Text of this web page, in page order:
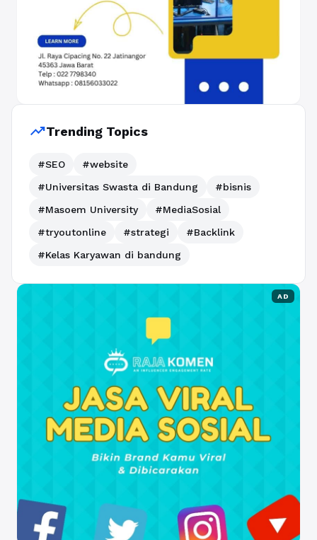
trending_upTrending Topics
#SEO
#website
#Universitas Swasta di Bandung
#bisnis
#Masoem University
#MediaSosial
#tryoutonline
#strategi
#Backlink
#Kelas Karyawan di bandung
AD